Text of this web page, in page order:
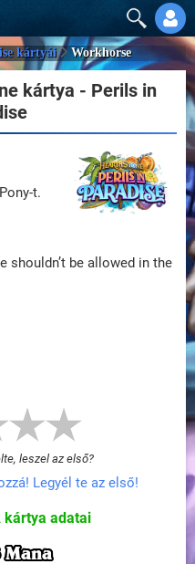
kártyái Workhorse
kártya - Perils in
t.
shouldn’t be allowed in the
leszel az első?
Legyél te az első!
kártya adatai
Mana